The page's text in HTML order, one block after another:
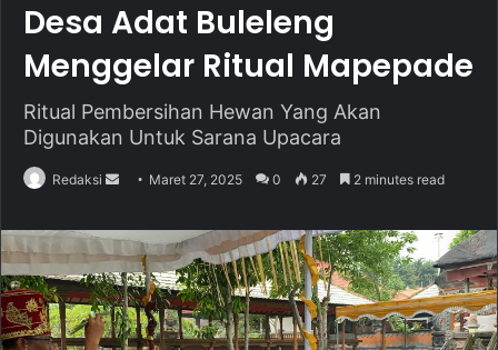
Desa Adat Buleleng
Menggelar Ritual Mapepade
Ritual Pembersihan Hewan Yang Akan
Digunakan Untuk Sarana Upacara
Redaksi
n
d
a
n
e
Maret 27, 2025 0 27 2 minutes read